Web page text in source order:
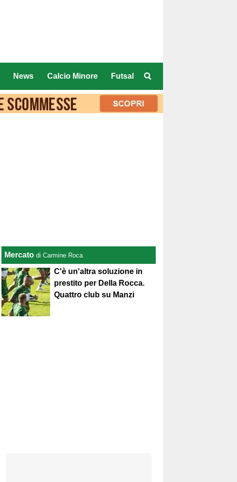
News Calcio Minore Futsal
Mercato di Carmine Roca
C'è un'altra soluzione in
prestito per Della Rocca.
Quattro club su Manzi